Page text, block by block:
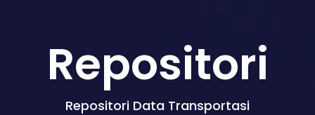
Repositori
Repositori Data Transportasi